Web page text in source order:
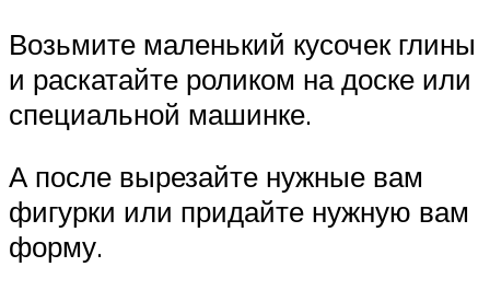
Возьмите маленький кусочек глины
и раскатайте роликом на доске или
специальной машинке.
А после вырезайте нужные вам
фигурки или придайте нужную вам
форму.